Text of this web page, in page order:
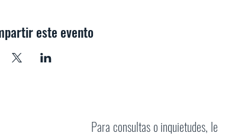
este evento
Para consultas o inquietudes, le